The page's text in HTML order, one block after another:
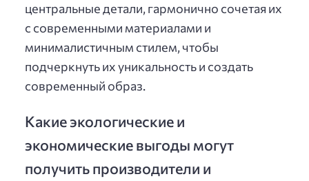
центральные детали, гармонично сочетая их
с современными материалами и
минималистичным стилем, чтобы
подчеркнуть их уникальность и создать
современный образ.
Какие экологические и
экономические выгоды могут
получить производители и